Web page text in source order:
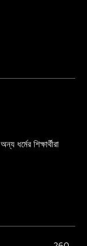
ধর্মের শিক্ষার্থীরা